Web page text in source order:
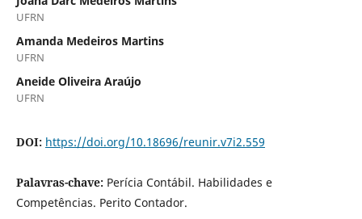
UFRN
Amanda Medeiros Martins
UFRN
Aneide Oliveira Araújo
UFRN
DOI: https://doi.org/10.18696/reunir.v7i2.559
Palavras-chave: Perícia Contábil. Habilidades e
Competências. Perito Contador.